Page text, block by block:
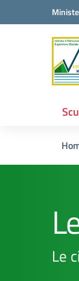
Vai ai contenuti
Vai al menu di
scuola
Le